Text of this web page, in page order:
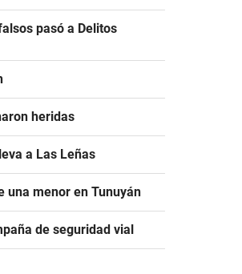
pasó a Delitos
heridas
a Las Leñas
una menor en Tunuyán
de seguridad vial